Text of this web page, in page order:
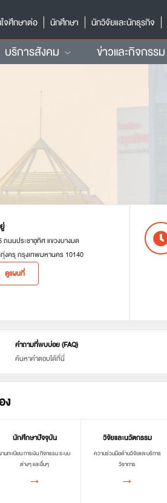
จศึกษาต่อ
นักศึกษา นักวิจัยและนักธุรกิจ
บริการสังคม ข่าวและกิจกรรม
ถนนประชาอุทิศ แขวงบางมด
ทุ่งครุ กรุงเทพมหานคร 10140
ดูแผนที่
คำถามที่พบบ่อย (FAQ)
ค้นหาคำตอบได้ที่นี่
ง
นักศึกษาปัจจุบัน
งานทะเบียน การเงิน กิจกรรม ระบบ
ต่างๆ และอื่นๆ
→
วิจัยและนวัตกรรม
ความร่วมมือด้านวิจัยและบริการ
วิชาการ
→